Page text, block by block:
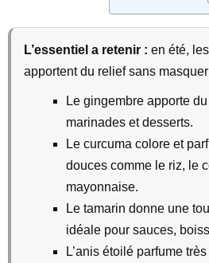
L’essentiel a retenir : en été,
apportent du relief sans
Le gingembre apporte
marinades et desserts.
Le curcuma colore et
douces comme le riz, le
mayonnaise.
Le tamarin donne une
idéale pour sauces,
L’anis étoilé parfume